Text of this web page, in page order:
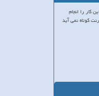
کار را انجام
کوتاه نمی آید